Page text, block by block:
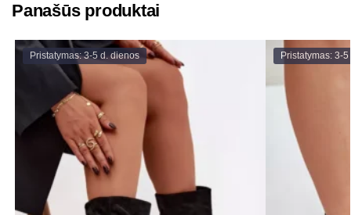
Panašūs produktai
Pristatymas: 3-5 d. dienos Pristatymas: 3-